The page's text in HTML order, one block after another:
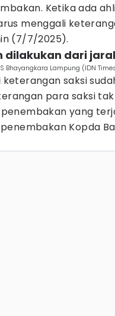
Ketika ada
menggali
(7/7/2025).
dilakukan dari
Bhayangkara Lampung (IDN
saksi
para saksi
yang
Kopda